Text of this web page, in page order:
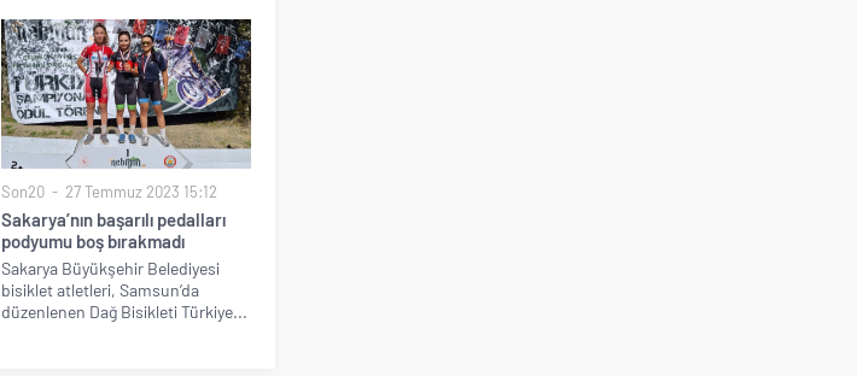
Son20 27 Temmuz 2023 15:12
Sakarya’nın başarılı pedalları
podyumu boş bırakmadı
Sakarya Büyükşehir Belediyesi
bisiklet atletleri, Samsun’da
düzenlenen Dağ Bisikleti Türkiye...